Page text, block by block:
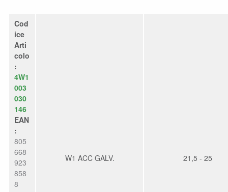
Cod
ice
Arti
colo
:
4W1
003
030
146
EAN
:
805
668
923
858
8
W1 ACC GALV. 21,5 - 25